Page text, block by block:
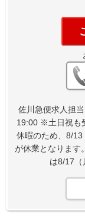
佐川急便求人担
19:00 ※土日祝も
休暇のため、8/
が休業となります
は8/17（